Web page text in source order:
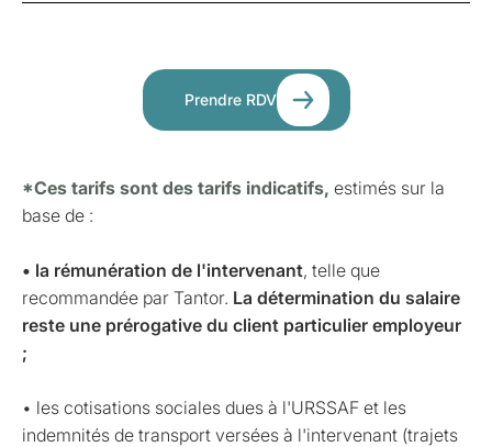
Prendre RDV
*Ces tarifs sont des tarifs indicatifs, estimés sur la
base de :
• la rémunération de l'intervenant, telle que
recommandée par Tantor. La détermination du salaire
reste une prérogative du client particulier employeur
;
• les cotisations sociales dues à l'URSSAF et les
indemnités de transport versées à l'intervenant (trajets